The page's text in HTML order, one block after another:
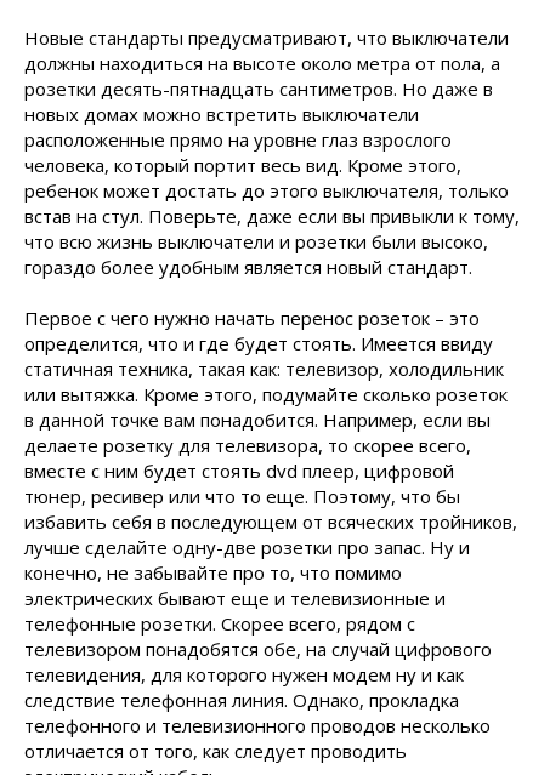
Новые стандарты предусматривают, что выключатели
должны находиться на высоте около метра от пола, а
розетки десять-пятнадцать сантиметров. Но даже в
новых домах можно встретить выключатели
расположенные прямо на уровне глаз взрослого
человека, который портит весь вид. Кроме этого,
ребенок может достать до этого выключателя, только
встав на стул. Поверьте, даже если вы привыкли к тому,
что всю жизнь выключатели и розетки были высоко,
гораздо более удобным является новый стандарт.
Первое с чего нужно начать перенос розеток – это
определится, что и где будет стоять. Имеется ввиду
статичная техника, такая как: телевизор, холодильник
или вытяжка. Кроме этого, подумайте сколько розеток
в данной точке вам понадобится. Например, если вы
делаете розетку для телевизора, то скорее всего,
вместе с ним будет стоять dvd плеер, цифровой
тюнер, ресивер или что то еще. Поэтому, что бы
избавить себя в последующем от всяческих тройников,
лучше сделайте одну-две розетки про запас. Ну и
конечно, не забывайте про то, что помимо
электрических бывают еще и телевизионные и
телефонные розетки. Скорее всего, рядом с
телевизором понадобятся обе, на случай цифрового
телевидения, для которого нужен модем ну и как
следствие телефонная линия. Однако, прокладка
телефонного и телевизионного проводов несколько
отличается от того, как следует проводить